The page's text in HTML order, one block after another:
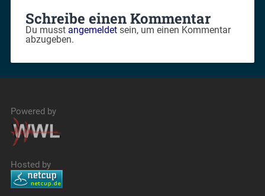
Schreibe einen Kommentar
Du musst angemeldetsein, um einen Kommentar
abzugeben.
Powered by
Hosted by